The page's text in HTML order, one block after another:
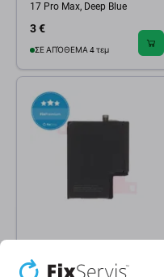
17 Pro Max, Deep Blue
3 €
ΣΕ ΑΠΌΘΕΜΑ 4 τεμ
Μπαταρία για iPhone 17 Pro
Max, 4823mAh, FixPremium